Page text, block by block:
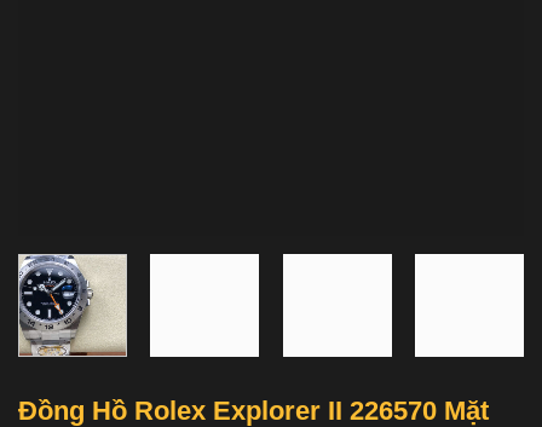
Đồng Hồ Rolex Explorer II 226570 Mặt